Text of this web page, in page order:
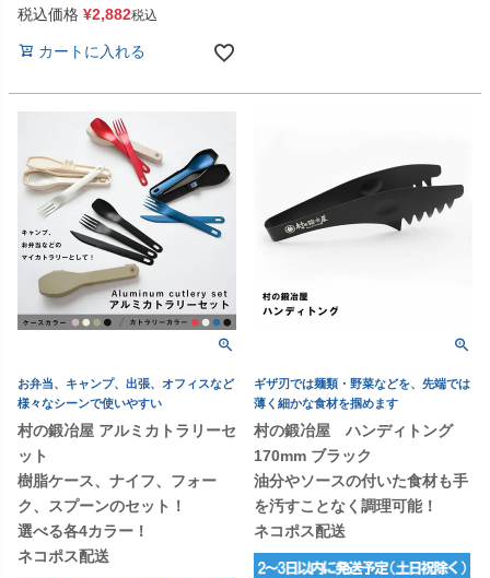
税込価格 ¥2,882税込
カートに入れる
お弁当、キャンプ、出張、オフィスなど
様々なシーンで使いやすい
村の鍛冶屋 アルミカトラリーセ
ット
樹脂ケース、ナイフ、フォー
ク、スプーンのセット！
選べる各4カラー！
ネコポス配送
ギザ刃では麺類・野菜などを、先端では
薄く細かな食材を掴めます
村の鍛冶屋 ハンディトング
170mm ブラック
油分やソースの付いた食材も手
を汚すことなく調理可能！
ネコポス配送